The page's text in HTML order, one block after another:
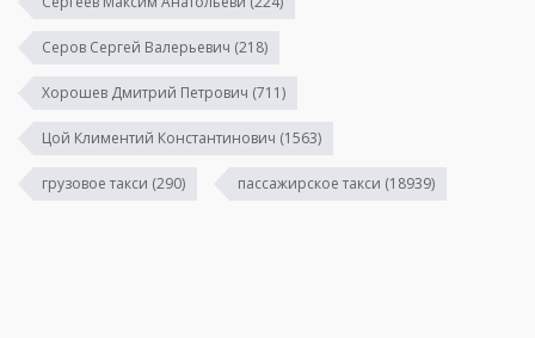
Серов Сергей Валерьевич (218)
Хорошев Дмитрий Петрович (711)
Цой Климентий Константинович (1563)
грузовое такси (290) пассажирское такси (18939)